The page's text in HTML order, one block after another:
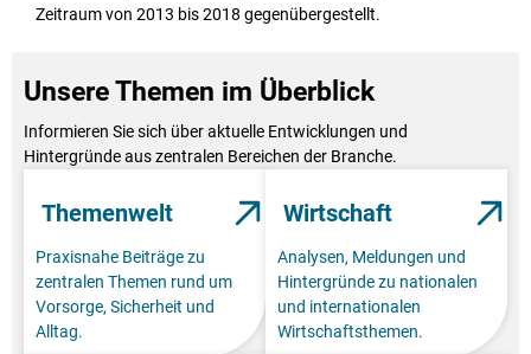
Zeitraum von 2013 bis 2018 gegenübergestellt.
Unsere Themen im Überblick
Informieren Sie sich über aktuelle Entwicklungen und
Hintergründe aus zentralen Bereichen der Branche.
Themenwelt
Praxisnahe Beiträge zu
zentralen Themen rund um
Vorsorge, Sicherheit und
Alltag.
Wirtschaft
Analysen, Meldungen und
Hintergründe zu nationalen
und internationalen
Wirtschaftsthemen.